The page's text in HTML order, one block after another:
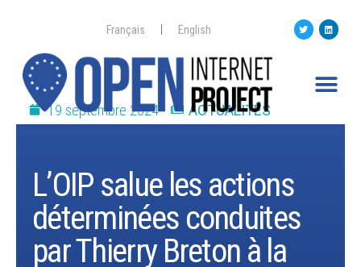
Français English
19 septembre 2024 ACTUALITÉS
L’OIP salue les actions
déterminées conduites
par Thierry Breton à la